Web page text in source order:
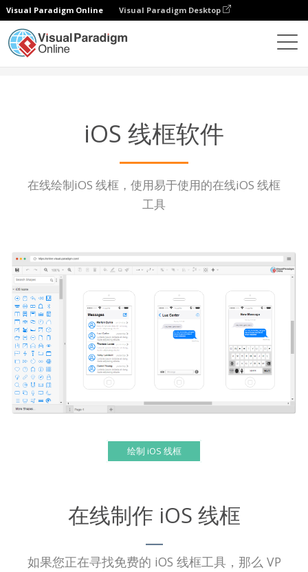
Visual Paradigm Online Visual Paradigm Desktop
iOS 线框软件
在线绘制iOS 线框，使用易于使用的在线iOS 线框
工具
绘制 iOS 线框
在线制作 iOS 线框
如果您正在寻找免费的 iOS 线框工具，那么 VP